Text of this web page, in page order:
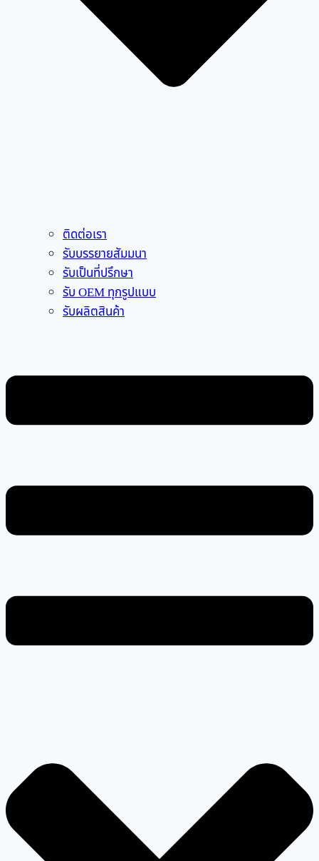
ติดต่อเรา
รับบรรยายสัมมนา
รับเป็นที่ปรึกษา
รับ OEM ทุกรูปแบบ
รับผลิตสินค้า